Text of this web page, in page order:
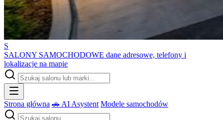
S
SALONY SAMOCHODOWE dane adresowe, telefony i
lokalizacje na mapie
Strona główna 🚗 AI Asystent Modele samochodów